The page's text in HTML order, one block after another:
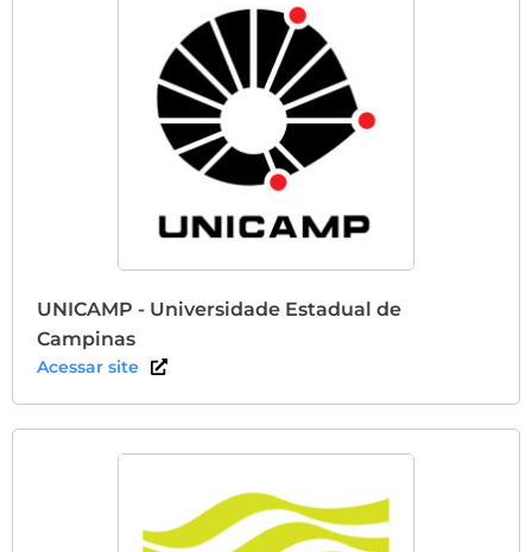
UNICAMP - Universidade Estadual de
Campinas
Acessar site